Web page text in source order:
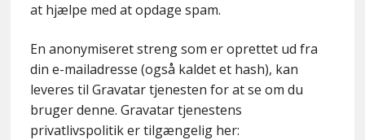
at hjælpe med at opdage spam.
En anonymiseret streng som er oprettet ud fra
din e-mailadresse (også kaldet et hash), kan
leveres til Gravatar tjenesten for at se om du
bruger denne. Gravatar tjenestens
privatlivspolitik er tilgængelig her: